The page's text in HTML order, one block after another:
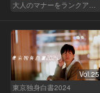
Vol.25
東京独身白書2024